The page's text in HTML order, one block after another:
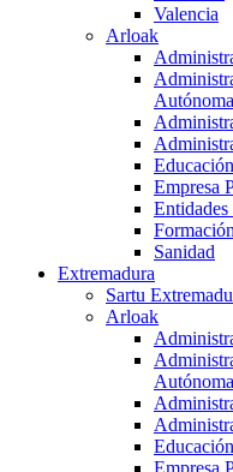
Valencia
Arloak
Educación
Empresa
Entidades
Formación
Sanidad
Extremadura
Sartu
Arloak
Educación